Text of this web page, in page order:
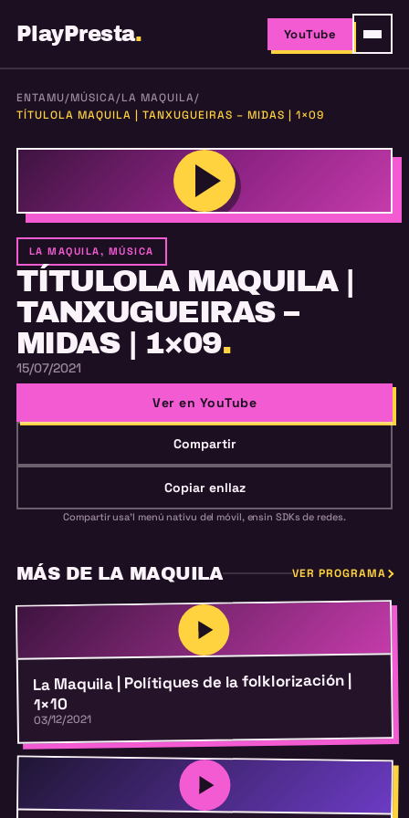
PlayPresta. YouTube
ENTAMU/MÚSICA/LA MAQUILA/
TÍTULOLA MAQUILA | TANXUGUEIRAS – MIDAS | 1×09
LA MAQUILA, MÚSICA
TÍTULOLA MAQUILA |
TANXUGUEIRAS –
MIDAS | 1×09.
15/07/2021
Ver en YouTube
Compartir
Copiar enllaz
Compartir usa'l menú nativu del móvil, ensin SDKs de redes.
MÁS DE LA MAQUILA VER PROGRAMA
La Maquila | Polítiques de la folklorización |
1×10
03/12/2021